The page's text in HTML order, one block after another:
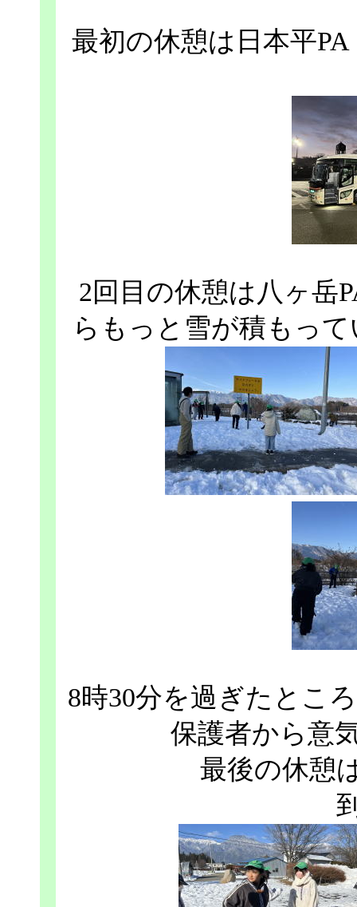
最初の休憩は日本平
2回目の休憩は八ヶ岳
らもっと雪が積もっ
8時30分を過ぎたとこ
保護者から意
最後の休憩